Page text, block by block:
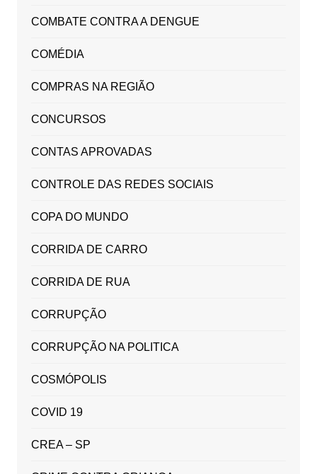
COMBATE CONTRA A DENGUE
COMÉDIA
COMPRAS NA REGIÃO
CONCURSOS
CONTAS APROVADAS
CONTROLE DAS REDES SOCIAIS
COPA DO MUNDO
CORRIDA DE CARRO
CORRIDA DE RUA
CORRUPÇÃO
CORRUPÇÃO NA POLITICA
COSMÓPOLIS
COVID 19
CREA – SP